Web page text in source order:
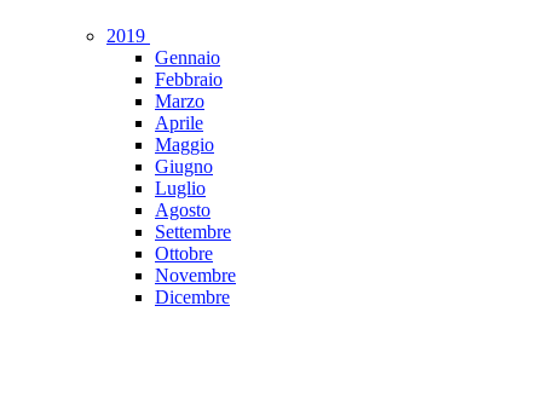
2019
Gennaio
Febbraio
Marzo
Aprile
Maggio
Giugno
Luglio
Agosto
Settembre
Ottobre
Novembre
Dicembre